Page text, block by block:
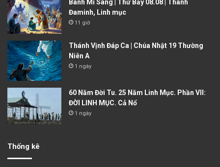
Bánh Mì Sáng | Thứ Bảy 08.08 | Thánh
Đaminh, Linh mục
11 giờ
Thánh Vịnh Đáp Ca | Chúa Nhật 19 Thường
Niên A
1 ngày
60 Năm Đời Tu. 25 Năm Linh Mục. Phần VII:
ĐỜI LINH MỤC. Cả Nổ
1 ngày
Thống kê